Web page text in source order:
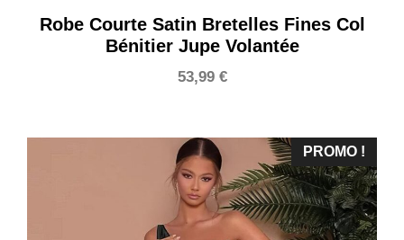
Robe Courte Satin Bretelles Fines Col
Bénitier Jupe Volantée
53,99 €
PROMO !